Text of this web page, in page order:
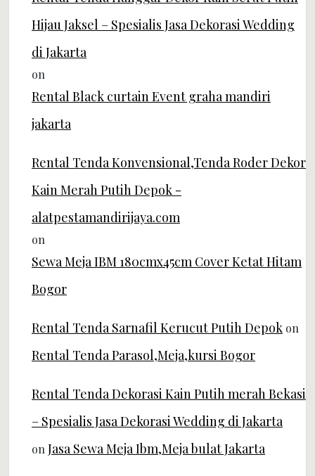
on
Rental Tenda Konvensional,Tenda Roder Dekor
Kain Merah Putih Depok -
alatpestamandirijaya.com
on
Rental Tenda Sarnafil Kerucut Putih Depokon
Rental Tenda Parasol,Meja,kursi Bogor
Rental Tenda Dekorasi Kain Putih merah Bekasi
– Spesialis Jasa Dekorasi Wedding di Jakarta
onJasa Sewa Meja Ibm,Meja bulat Jakarta
Rental Black curtain Event graha mandiri
jakarta – Spesialis Jasa Dekorasi Wedding di